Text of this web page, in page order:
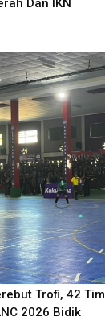
Dan IKN
Trofi, 42 Tim
2026 Bidik